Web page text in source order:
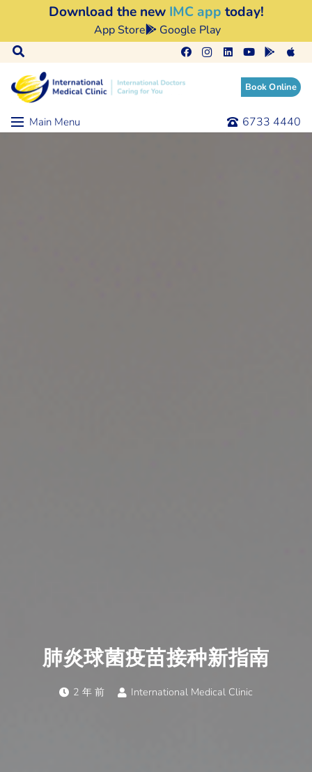
Download the new IMC app today!
App Store Google Play
Book Online
Main Menu 6733 4440
肺炎球菌疫苗接种新指南
2 年 前 International Medical Clinic